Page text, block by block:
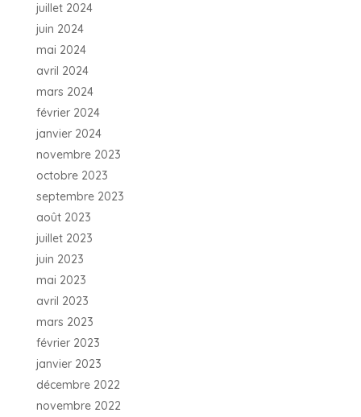
juillet 2024
juin 2024
mai 2024
avril 2024
mars 2024
février 2024
janvier 2024
novembre 2023
octobre 2023
septembre 2023
août 2023
juillet 2023
juin 2023
mai 2023
avril 2023
mars 2023
février 2023
janvier 2023
décembre 2022
novembre 2022